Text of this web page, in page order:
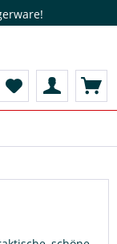
von